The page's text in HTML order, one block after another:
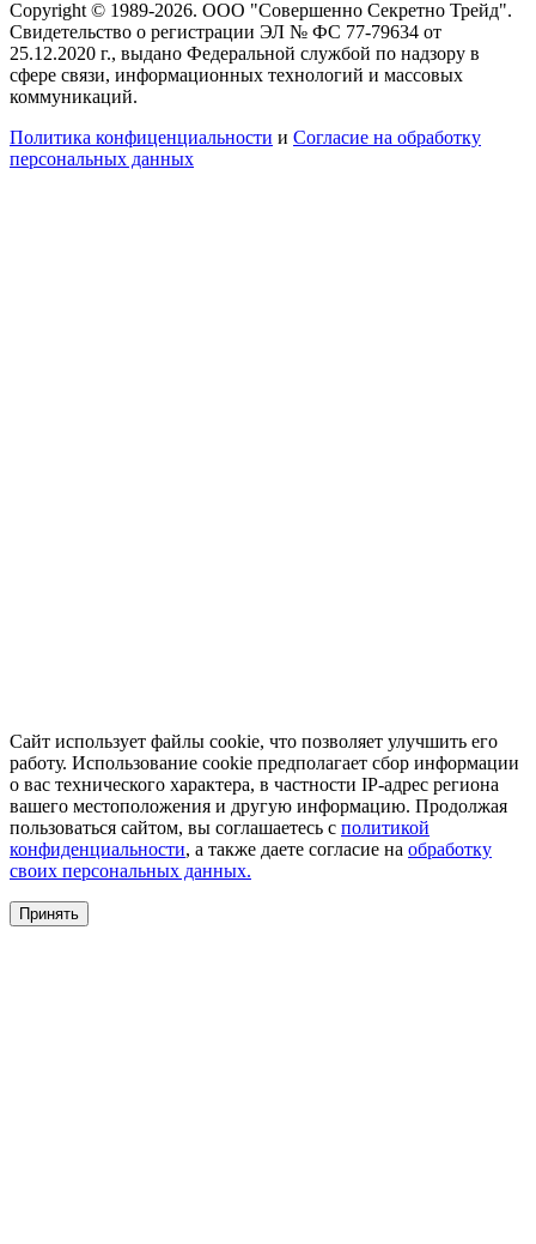
Copyright © 1989-2026. ООО "Совершенно Секретно Трейд".
Свидетельство о регистрации ЭЛ № ФС 77-79634 от
25.12.2020 г., выдано Федеральной службой по надзору в
сфере связи, информационных технологий и массовых
коммуникаций.
Политика конфиценциальности и Согласие на обработку
персональных данных
Сайт использует файлы cookie, что позволяет улучшить его
работу. Использование cookie предполагает сбор информации
о вас технического характера, в частности IP-адрес региона
вашего местоположения и другую информацию. Продолжая
пользоваться сайтом, вы соглашаетесь с политикой
конфиденциальности, а также даете согласие на обработку
своих персональных данных.
Принять